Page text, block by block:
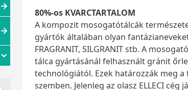
80%-os KVARCTARTALOM
A kompozit mosogatótálcák
gyártók általában olyan
FRAGRANIT, SILGRANIT stb. A
tálca gyártásánál felhasznált gránit
technológiától. Ezek határozzák meg
szemben. Jelenleg az olasz ELLECI